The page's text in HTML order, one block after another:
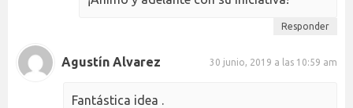
Responder
Agustín Alvarez 30 junio, 2019 a las 10:59 am
Fantástica idea .